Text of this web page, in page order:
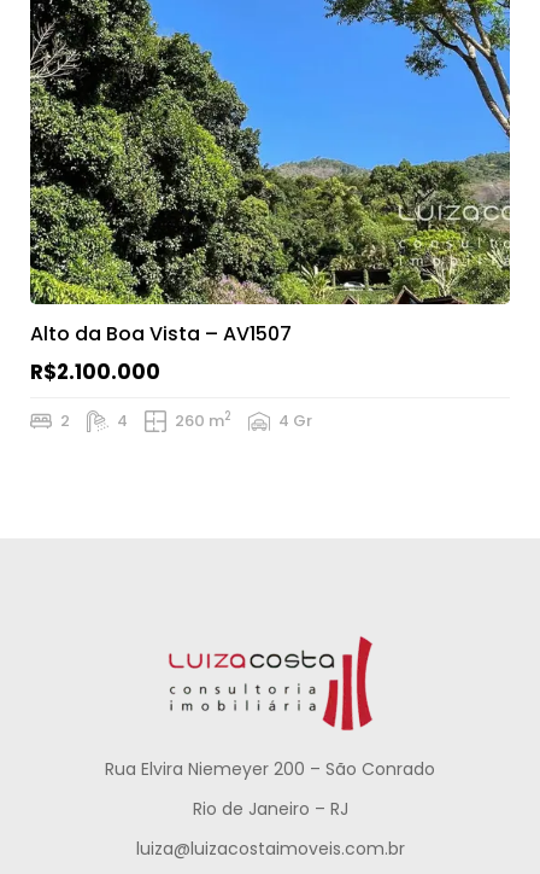
Alto da Boa Vista – AV1507
R$2.100.000
2 4 260 m2 4 Gr
Rua Elvira Niemeyer 200 – São Conrado
Rio de Janeiro – RJ
luiza@luizacostaimoveis.com.br